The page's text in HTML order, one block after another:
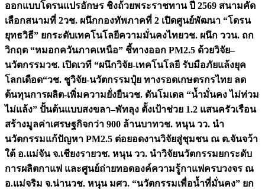
ออกแบบโดรนแปรอักษร ชิงถ้วยพระราชทาน ปี 2569 สนามคัด
เลือกสนามที่ 2วช. ผนึกกองทัพภาคที่ 2 เปิดศูนย์พัฒนา “โดรน
ยุทธวิธี” ยกระดับเทคโนโลยีความมั่นคงไทยวช. ผนึก ววน. ถก
วิกฤต “หมอกควันภาคเหนือ” ชี้ทางออก PM2.5 ด้วยวิจัย–
นวัตกรรมวช. เปิดเวที “ผนึกวิจัย-เทคโนโลยี รับมือภัยแล้งยุค
โลกเดือด“วช. ชูวิจัย-นวัตกรรมปุ๋ย ทางรอดเกษตรกรไทย ลด
ต้นทุนการผลิต-เพิ่มความยั่งยืนวช. ดันโมเดล “น้ำมั่นคง ไม่ท่วม
ไม่แล้ง” ปั้นต้นแบบสงขลา–พัทลุง ตั้งเป้าช่วย 1.2 แสนครัวเรือน
สร้างมูลค่าเศรษฐกิจกว่า 900 ล้านบาทวช. หนุน วว. นำ
นวัตกรรมแก้ปัญหา PM2.5 ต่อยอดงานวิจัยสู่ชุมชน ณ ต.จันจว้า
ใต้ อ.แม่จัน จ.เชียงรายวช. หนุน วว. นำวิจัยนวัตกรรมยกระดับ
การผลิตกาแฟ และศูนย์ถ่ายทอดองค์ความรู้กาแฟครบวงจร ณ
อ.แม่จริม จ.น่านวช. หนุน มศว. “นวัตกรรมเพื่อน้ำที่มั่นคง” ยก